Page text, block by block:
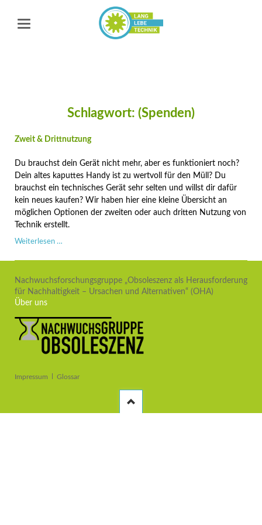
Schlagwort: (Spenden)
Zweit & Drittnutzung
Du brauchst dein Gerät nicht mehr, aber es funktioniert noch?
Dein altes kaputtes Handy ist zu wertvoll für den Müll? Du
brauchst ein technisches Gerät sehr selten und willst dir dafür
kein neues kaufen? Wir haben hier eine kleine Übersicht an
möglichen Optionen der zweiten oder auch dritten Nutzung von
Technik erstellt.
Weiterlesen …
Nachwuchsforschungsgruppe „Obsoleszenz als Herausforderung
für Nachhaltigkeit – Ursachen und Alternativen“ (OHA)
Über uns
Navigation
Impressum Glossar